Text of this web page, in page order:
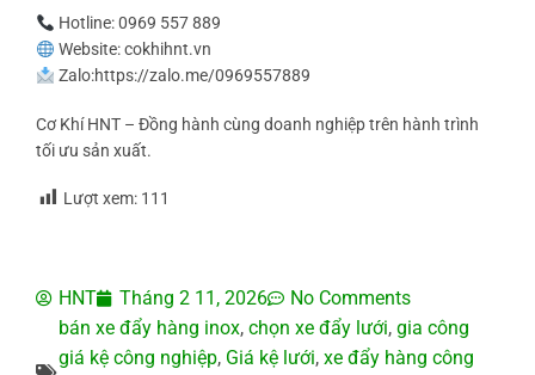
Hotline: 0969 557 889
Website: cokhihnt.vn
Zalo:https://zalo.me/0969557889
Cơ Khí HNT – Đồng hành cùng doanh nghiệp trên hành trình
tối ưu sản xuất.
Lượt xem: 111
HNT Tháng 2 11, 2026
No Comments
bán xe đẩy hàng inox, chọn xe đẩy lưới, gia công
giá kệ công nghiệp, Giá kệ lưới, xe đẩy hàng công